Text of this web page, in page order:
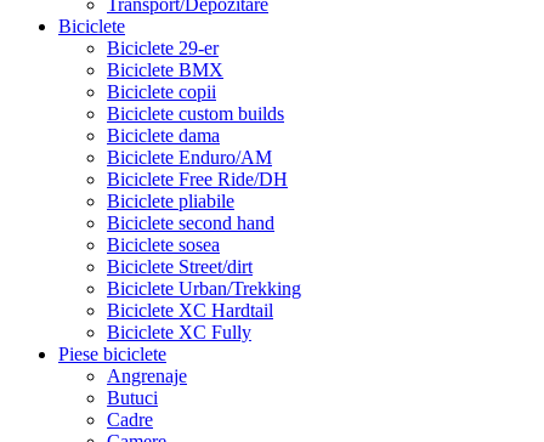
Transport/Depozitare
Biciclete
Biciclete 29-er
Biciclete BMX
Biciclete copii
Biciclete custom builds
Biciclete dama
Biciclete Enduro/AM
Biciclete Free Ride/DH
Biciclete pliabile
Biciclete second hand
Biciclete sosea
Biciclete Street/dirt
Biciclete Urban/Trekking
Biciclete XC Hardtail
Biciclete XC Fully
Piese biciclete
Angrenaje
Butuci
Cadre